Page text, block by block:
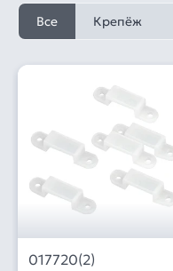
Все Крепёж
017720(2)